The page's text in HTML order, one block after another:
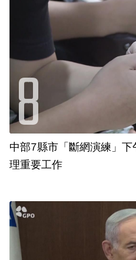
中部7縣市「斷網演練」下
理重要工作